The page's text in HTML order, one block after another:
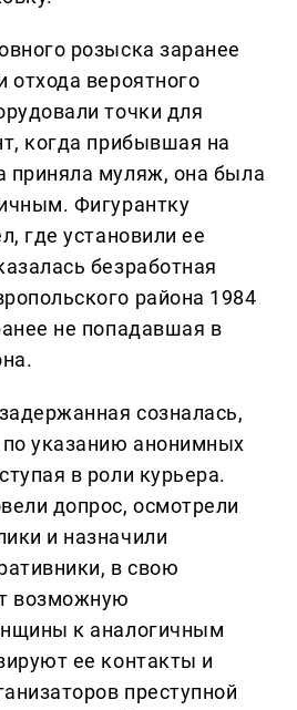
розыска заранее
отхода вероятного
точки для
когда прибывшая на
приняла муляж, она была
Фигурантку
где установили ее
безработная
района 1984
не попадавшая в
созналась,
по указанию анонимных
в роли курьера.
допрос, осмотрели
и назначили
в свою
возможную
к аналогичным
ее контакты и
преступной